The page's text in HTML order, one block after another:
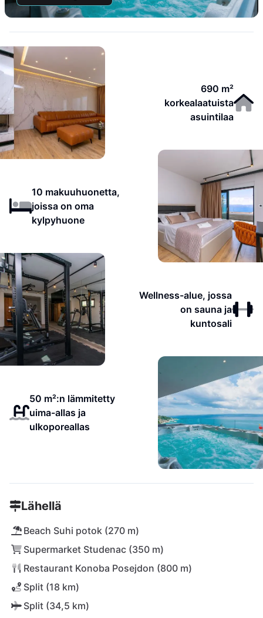
690 m²
korkealaatuista
asuintilaa
10 makuuhuonetta,
joissa on oma
kylpyhuone
Wellness-alue, jossa
on sauna ja
kuntosali
50 m²:n lämmitetty
uima-allas ja
ulkoporeallas
Lähellä
Beach Suhi potok (270 m)
Supermarket Studenac (350 m)
Restaurant Konoba Posejdon (800 m)
Split (18 km)
Split (34,5 km)